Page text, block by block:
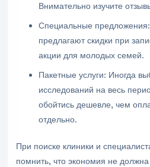
Внимательно изучите
Специальные
предлагают скидки при
акции для молодых семей.
Пакетные услуги: Иногда
исследований на весь
обойтись дешевле, чем
отдельно.
При поиске клиники и
помнить, что экономия не